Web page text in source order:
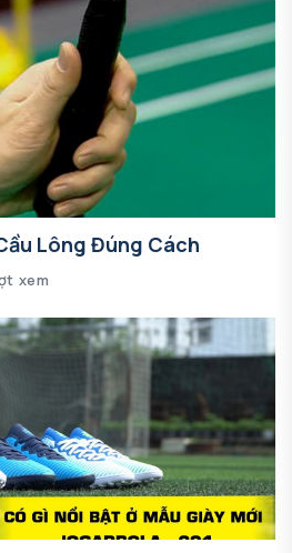
Lông Đúng Cách
xem